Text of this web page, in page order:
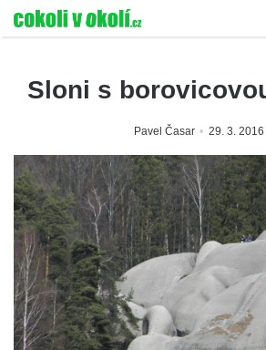
Sloni s
Pavel Časar 29. 3. 2016